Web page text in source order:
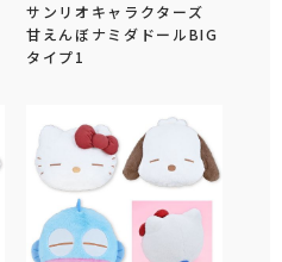
サンリオキャラクターズ
甘えんぼナミダドールBIG
タイプ1